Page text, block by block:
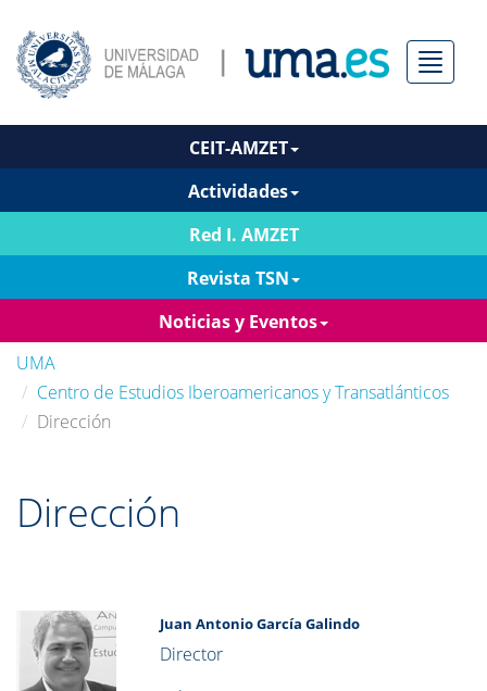
Menú
CEIT-AMZET
Actividades
Red I. AMZET
Revista TSN
Noticias y Eventos
UMA
Centro de Estudios Iberoamericanos y Transatlánticos
Dirección
Dirección
Juan Antonio García Galindo
Director